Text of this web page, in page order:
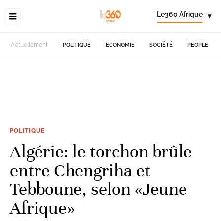
Le360 Afrique ▾
Actuellement POLITIQUE ECONOMIE SOCIÉTÉ PEOPLE
POLITIQUE
Algérie: le torchon brûle
entre Chengriha et
Tebboune, selon «Jeune
Afrique»